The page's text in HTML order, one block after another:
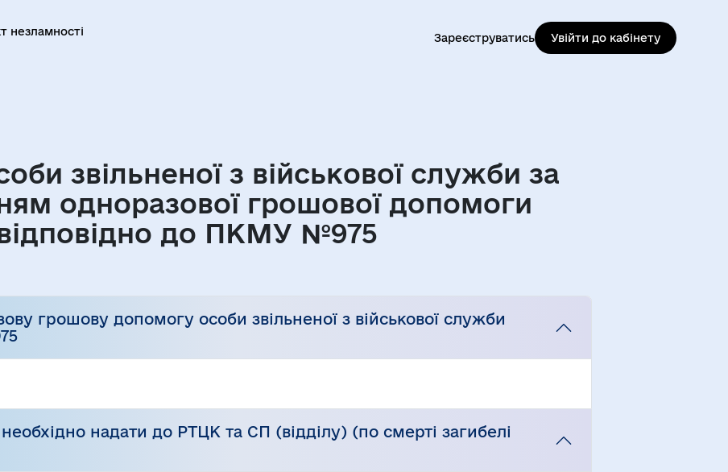
незламності Зареєструватись Увійти до кабінету
звільненої з військової служби за
одноразової грошової допомоги
до ПКМУ №975
грошову допомогу особи звільненої з військової служби
надати до РТЦК та СП (відділу) (по смерті загибелі